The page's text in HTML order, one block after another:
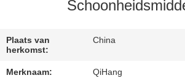
Plaats van
herkomst:
China
Merknaam: QiHang